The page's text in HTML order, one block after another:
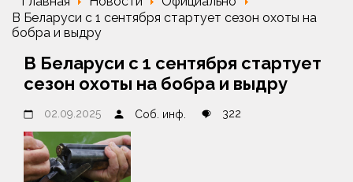
В Беларуси с 1 сентября стартует сезон охоты на
бобра и выдру
В Беларуси с 1 сентября стартует
сезон охоты на бобра и выдру
02.09.2025 Соб. инф. 322